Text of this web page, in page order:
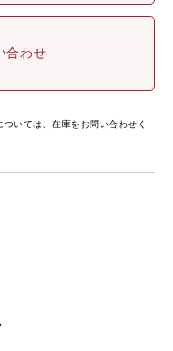
合わせ
いては、在庫をお問い合わせく